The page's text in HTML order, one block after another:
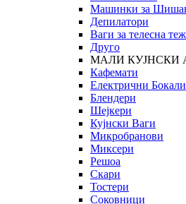
Машинки за
Депилатори
Ваги за телесна
Друго
МАЛИ КУЈНСКИ
Кафемати
Електрични Бокали
Блендери
Шејкери
Кујнски Ваги
Микробранови
Миксери
Решоа
Скари
Тостери
Соковници